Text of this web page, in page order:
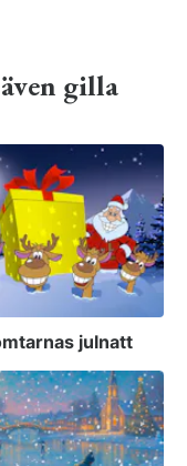
gilla
julnatt